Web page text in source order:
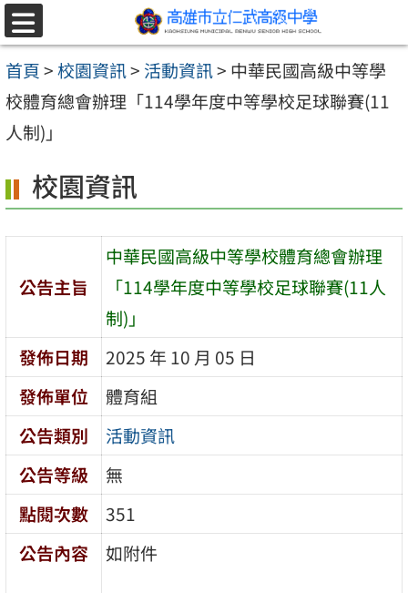
跳至主要內容區
選
單
首頁>校園資訊> 活動資訊> 中華民國高級中等學
校體育總會辦理「114學年度中等學校足球聯賽(11
人制)」
校園資訊
公告主旨
中華民國高級中等學校體育總會辦理
「114學年度中等學校足球聯賽(11人
制)」
發佈日期
2025 年 10 月 05 日
發佈單位
體育組
公告類別
活動資訊
公告等級
無
點閱次數
351
公告內容
如附件